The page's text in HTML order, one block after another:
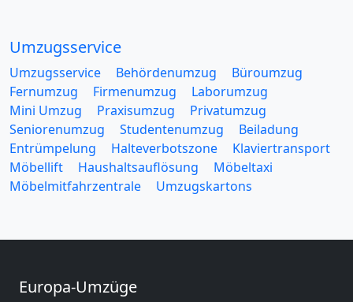
Umzugsservice
Umzugsservice Behördenumzug
Büroumzug
Fernumzug
Firmenumzug
Laborumzug
Mini Umzug
Praxisumzug
Privatumzug
Seniorenumzug
Studentenumzug
Beiladung
Entrümpelung
Halteverbotszone
Klaviertransport
Möbellift
Haushaltsauflösung
Möbeltaxi
Möbelmitfahrzentrale
Umzugskartons
Europa-Umzüge